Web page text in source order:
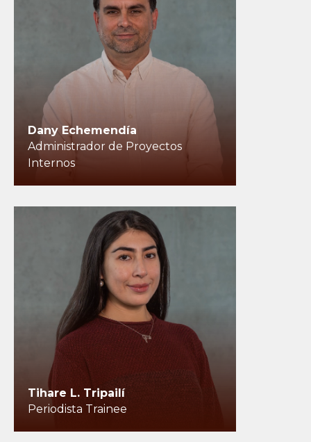
Dany Echemendía
Administrador de Proyectos
Internos
Tihare L. Tripailí
Periodista Trainee